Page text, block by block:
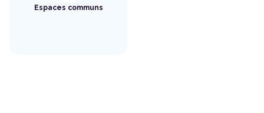
Espaces communs